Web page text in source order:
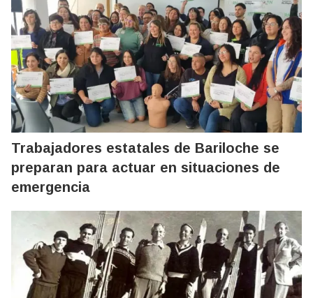
Trabajadores estatales de Bariloche se
preparan para actuar en situaciones de
emergencia